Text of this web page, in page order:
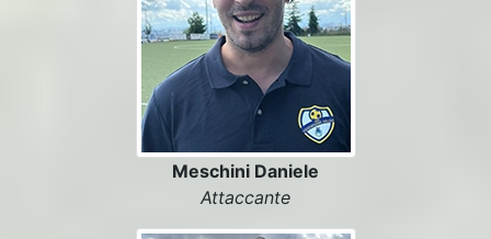
Meschini Daniele
Attaccante